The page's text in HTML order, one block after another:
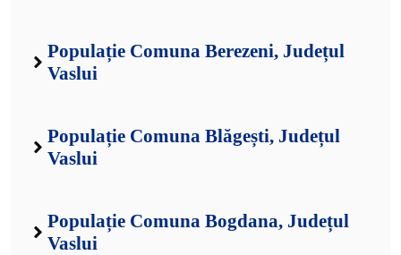
Populație Comuna Berezeni, Județul
Vaslui
Populație Comuna Blăgești, Județul
Vaslui
Populație Comuna Bogdana, Județul
Vaslui